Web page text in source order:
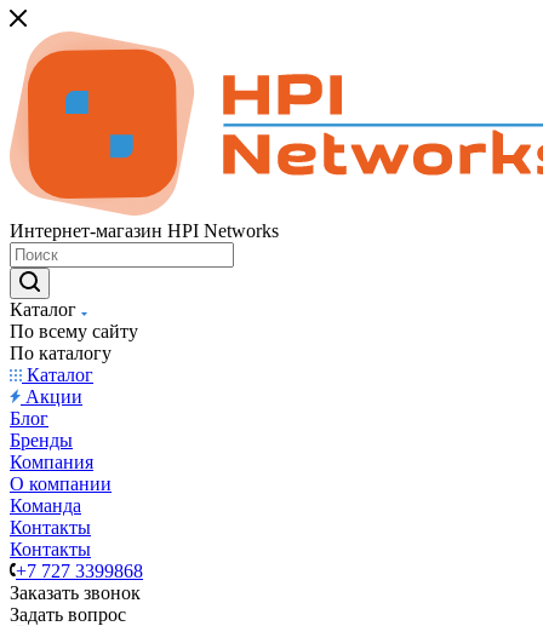
Интернет-магазин HPI Networks
Каталог
По всему сайту
По каталогу
Каталог
Акции
Блог
Бренды
Компания
О компании
Команда
Контакты
Контакты
+7 727 3399868
Заказать звонок
Задать вопрос